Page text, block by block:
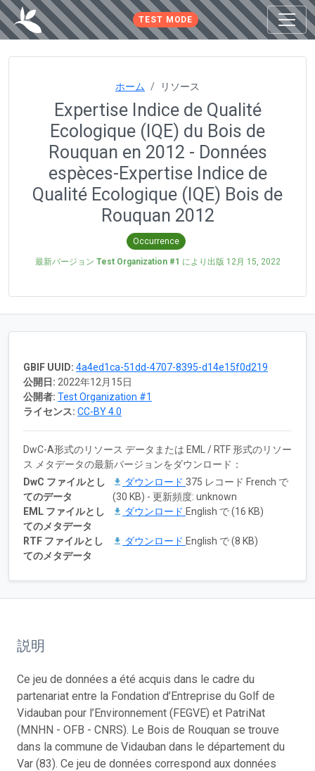
TEST MODE
ホーム リソース
Expertise Indice de Qualité
Ecologique (IQE) du Bois de
Rouquan en 2012 - Données
espèces-Expertise Indice de
Qualité Ecologique (IQE) Bois de
Rouquan 2012
Occurrence
最新バージョン Test Organization #1 により出版 12月 15, 2022
GBIF UUID: 4a4ed1ca-51dd-4707-8395-d14e15f0d219
公開日: 2022年12月15日
公開者: Test Organization #1
ライセンス: CC-BY 4.0
DwC-A形式のリソース データまたは EML / RTF 形式のリソー
ス メタデータの最新バージョンをダウンロード：
DwC ファイルとし
てのデータ
ダウンロード 375 レコード French で
(30 KB) - 更新頻度: unknown
EML ファイルとし
てのメタデータ
ダウンロード English で (16 KB)
RTF ファイルとし
てのメタデータ
ダウンロード English で (8 KB)
説明
Ce jeu de données a été acquis dans le cadre du
partenariat entre la Fondation d’Entreprise du Golf de
Vidauban pour l’Environnement (FEGVE) et PatriNat
(MNHN - OFB - CNRS). Le Bois de Rouquan se trouve
dans la commune de Vidauban dans le département du
Var (83). Ce jeu de données correspond aux données